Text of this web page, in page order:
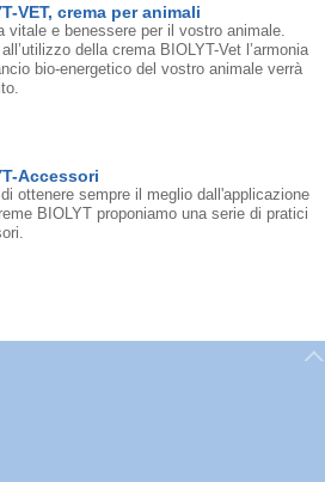
VET, crema per animali
vitale e benessere per il vostro animale.
della crema BIOLYT-Vet l’armonia
bio-energetico del vostro animale verrà
Accessori
ottenere sempre il meglio dall'applicazione
BIOLYT proponiamo una serie di pratici